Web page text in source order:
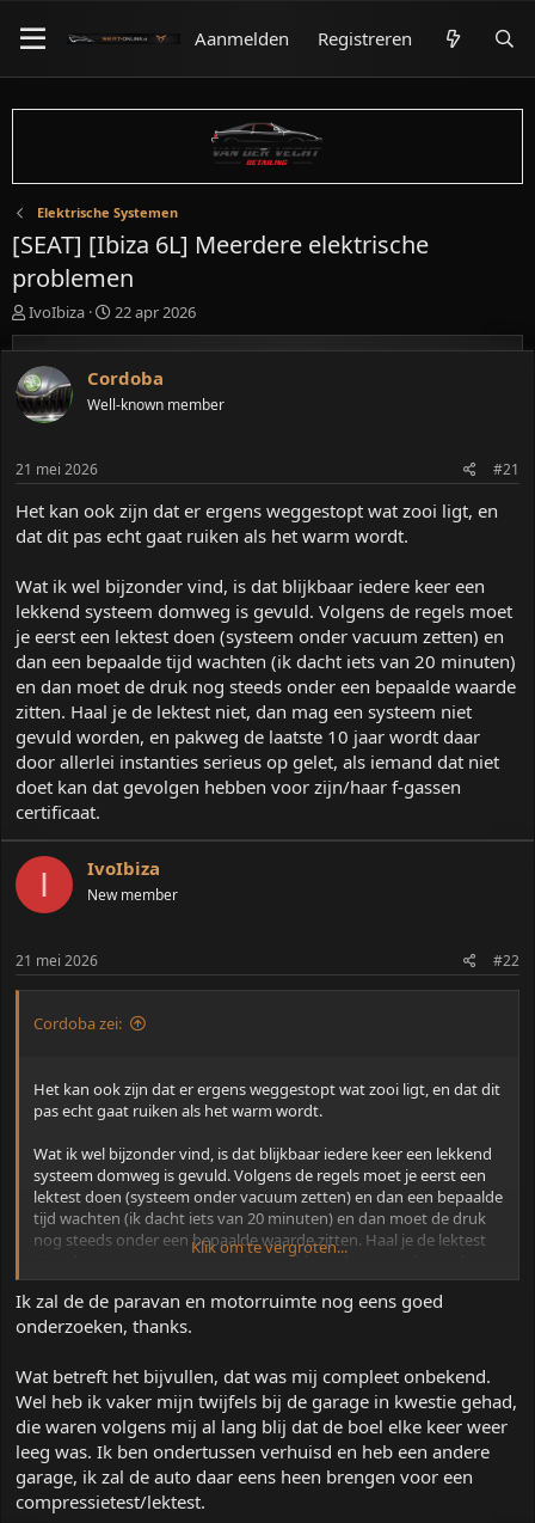
Aanmelden Registreren
Elektrische Systemen
[SEAT] [Ibiza 6L] Meerdere elektrische
problemen
O
n
d
e
r
w
r
p
s
a
t
e
r
IvoIbiza
S
t
a
r
t
u
m
22 apr 2026
Cordoba
Well-known member
21 mei 2026 #21
Het kan ook zijn dat er ergens weggestopt wat zooi ligt, en
dat dit pas echt gaat ruiken als het warm wordt.
Wat ik wel bijzonder vind, is dat blijkbaar iedere keer een
lekkend systeem domweg is gevuld. Volgens de regels moet
je eerst een lektest doen (systeem onder vacuum zetten) en
dan een bepaalde tijd wachten (ik dacht iets van 20 minuten)
en dan moet de druk nog steeds onder een bepaalde waarde
zitten. Haal je de lektest niet, dan mag een systeem niet
gevuld worden, en pakweg de laatste 10 jaar wordt daar
door allerlei instanties serieus op gelet, als iemand dat niet
doet kan dat gevolgen hebben voor zijn/haar f-gassen
certificaat.
I IvoIbiza
New member
21 mei 2026 #22
Cordoba zei:
Het kan ook zijn dat er ergens weggestopt wat zooi ligt, en dat dit
pas echt gaat ruiken als het warm wordt.
Wat ik wel bijzonder vind, is dat blijkbaar iedere keer een lekkend
systeem domweg is gevuld. Volgens de regels moet je eerst een
lektest doen (systeem onder vacuum zetten) en dan een bepaalde
tijd wachten (ik dacht iets van 20 minuten) en dan moet de druk
nog steeds onder een bepaalde waarde zitten. Haal je de lektest
niet, dan mag een systeem niet gevuld worden, en pakweg de
laatste 10 jaar wordt daar door allerlei instanties serieus op gelet,
als iemand dat niet doet kan dat gevolgen hebben voor zijn/haar
f-gassen certificaat.
Klik om te vergroten...
Ik zal de de paravan en motorruimte nog eens goed
onderzoeken, thanks.
Wat betreft het bijvullen, dat was mij compleet onbekend.
Wel heb ik vaker mijn twijfels bij de garage in kwestie gehad,
die waren volgens mij al lang blij dat de boel elke keer weer
leeg was. Ik ben ondertussen verhuisd en heb een andere
garage, ik zal de auto daar eens heen brengen voor een
compressietest/lektest.